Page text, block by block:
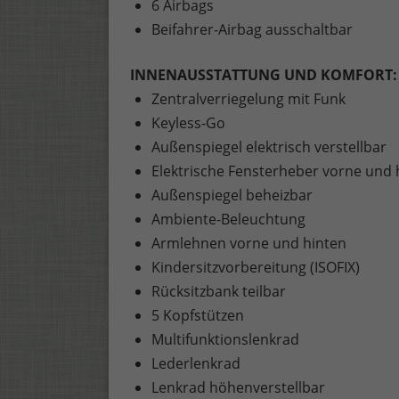
6 Airbags
Beifahrer-Airbag ausschaltbar
INNENAUSSTATTUNG UND KOMFORT:
Zentralverriegelung mit Funk
Keyless-Go
Außenspiegel elektrisch verstellbar
Elektrische Fensterheber vorne und
Außenspiegel beheizbar
Ambiente-Beleuchtung
Armlehnen vorne und hinten
Kindersitzvorbereitung (ISOFIX)
Rücksitzbank teilbar
5 Kopfstützen
Multifunktionslenkrad
Lederlenkrad
Lenkrad höhenverstellbar